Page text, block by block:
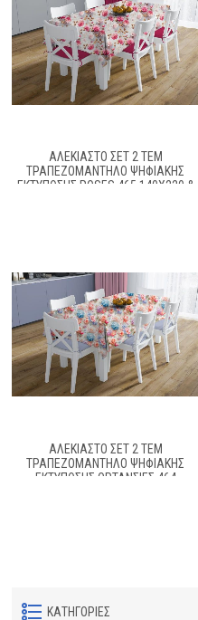
ΑΛΈΚΙΑΣΤΟ ΣΕΤ 2 ΤΕΜ
ΤΡΑΠΕΖΟΜΆΝΤΗΛΟ ΨΗΦΙΑΚΉΣ
ΕΚΤΎΠΩΣΗΣ ROSES 465 140X220 &
ΑΛΈΚΙΑΣΤΟ ΣΕΤ 2 ΤΕΜ
ΤΡΑΠΕΖΟΜΆΝΤΗΛΟ ΨΗΦΙΑΚΉΣ
ΕΚΤΎΠΩΣΗΣ ΟΡΤΑΝΣΊΕΣ 464
ΚΑΤΗΓΟΡΊΕΣ